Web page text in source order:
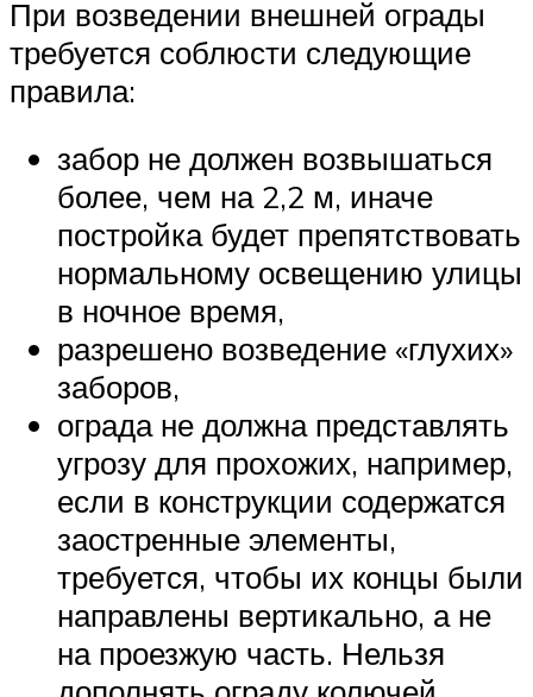
При возведении внешней ограды
требуется соблюсти следующие
правила:
забор не должен возвышаться
более, чем на 2,2 м, иначе
постройка будет препятствовать
нормальному освещению улицы
в ночное время,
разрешено возведение «глухих»
заборов,
ограда не должна представлять
угрозу для прохожих, например,
если в конструкции содержатся
заостренные элементы,
требуется, чтобы их концы были
направлены вертикально, а не
на проезжую часть. Нельзя